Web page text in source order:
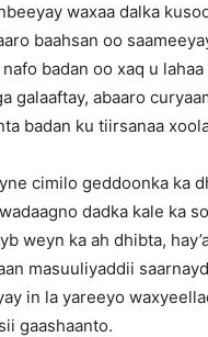
waxaa dalka
baahsan oo
badan oo xaq u
galaaftay, abaaro
badan ku tiirsanaa
cimilo geddoonka ka
dadka kale ka
weyn ka ah dhibta,
masuuliyaddii
in la yareeyo
gaashaanto.